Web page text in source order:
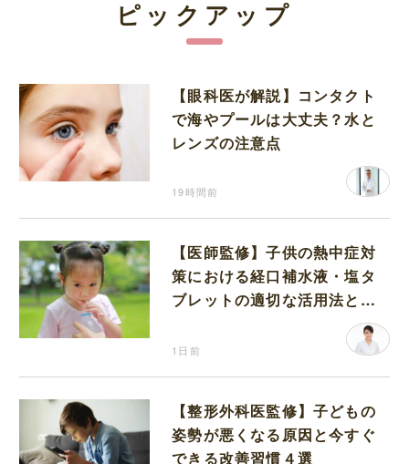
ピックアップ
【眼科医が解説】コンタクト
で海やプールは大丈夫？水と
レンズの注意点
19時間前
【医師監修】子供の熱中症対
策における経口補水液・塩タ
ブレットの適切な活用法と水
1日前
【整形外科医監修】子どもの
姿勢が悪くなる原因と今すぐ
できる改善習慣４選